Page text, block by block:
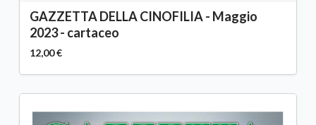
GAZZETTA DELLA CINOFILIA - Maggio
2023 - cartaceo
12,00 €